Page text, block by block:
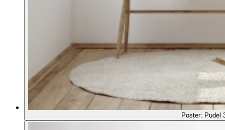
Poster: Pudel